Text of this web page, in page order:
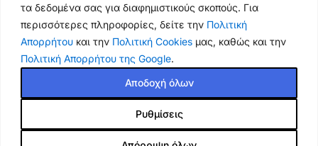
τα δεδομένα σας για διαφημιστικούς σκοπούς. Για
περισσότερες πληροφορίες, δείτε την Πολιτική
Απορρήτου και την Πολιτική Cookies μας, καθώς και την
Πολιτική Απορρήτου της Google.
Ρυθμίσεις
Αποδοχή όλων
ΔΩΡΕΑΝ ΑΠΟΣΤΟΛΗ
για παραγγελίες άνω των 35€
Copyright 2025 Powered by ThikiShop.
Spigen® Rugged Armor για
Samsung Galaxy A54: Θήκη
Σιλικόνης Brushed, Λεπτή και
18.60€